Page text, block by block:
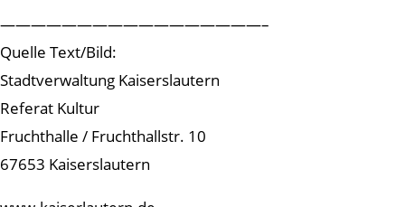
—————————————————–
Quelle Text/Bild:
Stadtverwaltung Kaiserslautern
Referat Kultur
Fruchthalle / Fruchthallstr. 10
67653 Kaiserslautern